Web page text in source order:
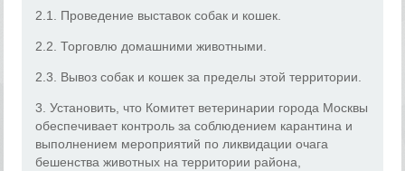
2.1. Проведение выставок собак и кошек.
2.2. Торговлю домашними животными.
2.3. Вывоз собак и кошек за пределы этой территории.
3. Установить, что Комитет ветеринарии города Москвы
обеспечивает контроль за соблюдением карантина и
выполнением мероприятий по ликвидации очага
бешенства животных на территории района,